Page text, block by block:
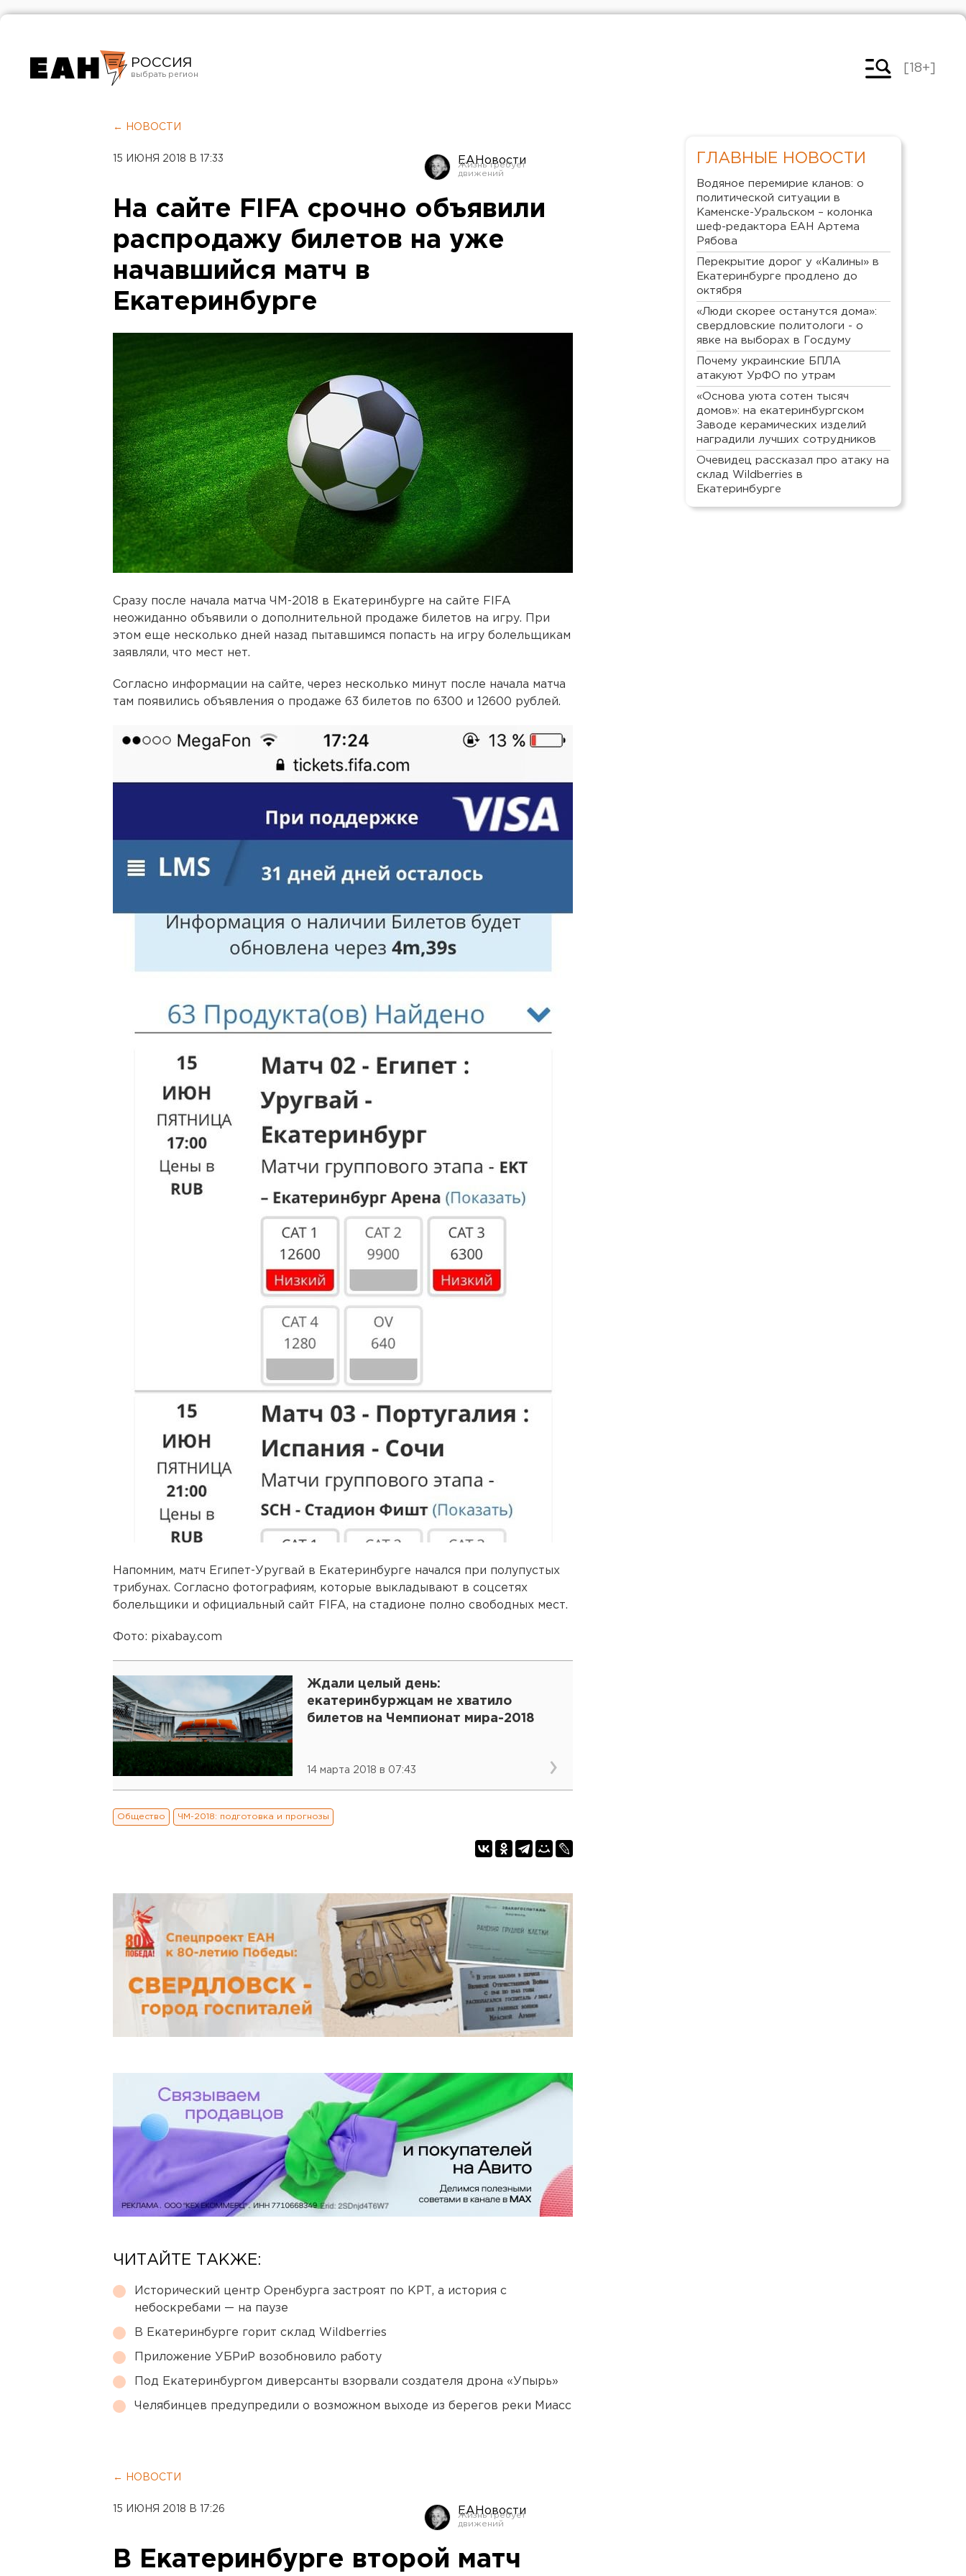
РОССИЯ
Челябинск
[18+]
← НОВОСТИ
15 ИЮНЯ 2018 В 17:33 ЕАНовости
На сайте FIFA срочно объявили
распродажу билетов на уже
начавшийся матч в
Екатеринбурге
Сразу после начала матча ЧМ-2018 в Екатеринбурге на сайте FIFA
неожиданно объявили о дополнительной продаже билетов на игру. При
этом еще несколько дней назад пытавшимся попасть на игру болельщикам
заявляли, что мест нет.
Согласно информации на сайте, через несколько минут после начала матча
там появились объявления о продаже 63 билетов по 6300 и 12600 рублей.
Напомним, матч Египет-Уругвай в Екатеринбурге начался при полупустых
трибунах. Согласно фотографиям, которые выкладывают в соцсетях
болельщики и официальный сайт FIFA, на стадионе полно свободных мест.
Фото: pixabay.com
Ждали целый день:
екатеринбуржцам не хватило
билетов на Чемпионат мира-2018
14 марта 2018 в 07:43
Общество ЧМ-2018: подготовка и прогнозы
ЧИТАЙТЕ ТАКЖЕ:
Исторический центр Оренбурга застроят по КРТ, а история с
небоскребами — на паузе
В Екатеринбурге горит склад Wildberries
Приложение УБРиР возобновило работу
Под Екатеринбургом диверсанты взорвали создателя дрона «Упырь»
Челябинцев предупредили о возможном выходе из берегов реки Миасс
← НОВОСТИ
15 ИЮНЯ 2018 В 17:26 ЕАНовости
В Екатеринбурге второй матч
ГЛАВНЫЕ НОВОСТИ
Водяное перемирие кланов: о
политической ситуации в
Каменске-Уральском – колонка
шеф-редактора ЕАН Артема
Рябова
Перекрытие дорог у «Калины» в
Екатеринбурге продлено до
октября
«Люди скорее останутся дома»:
свердловские политологи - о
явке на выборах в Госдуму
Почему украинские БПЛА
атакуют УрФО по утрам
«Основа уюта сотен тысяч
домов»: на екатеринбургском
Заводе керамических изделий
наградили лучших сотрудников
Очевидец рассказал про атаку на
склад Wildberries в
Екатеринбурге